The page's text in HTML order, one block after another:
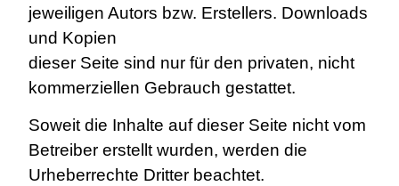
jeweiligen Autors bzw. Erstellers. Downloads
und Kopien
dieser Seite sind nur für den privaten, nicht
kommerziellen Gebrauch gestattet.
Soweit die Inhalte auf dieser Seite nicht vom
Betreiber erstellt wurden, werden die
Urheberrechte Dritter beachtet.